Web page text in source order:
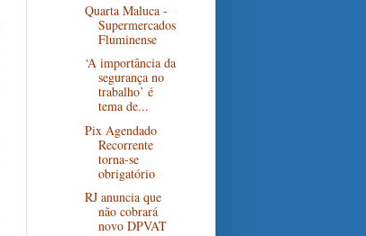
Quarta Maluca -
Supermercados
Fluminense
‘A importância da
segurança no
trabalho’ é
tema de...
Pix Agendado
Recorrente
torna-se
obrigatório
RJ anuncia que
não cobrará
novo DPVAT